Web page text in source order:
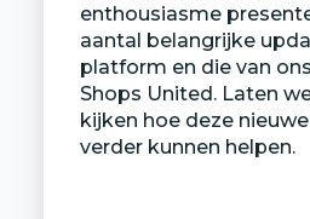
enthousiasme
aantal belangrijke
platform en die van
Shops United. Laten
kijken hoe deze
verder kunnen helpen.